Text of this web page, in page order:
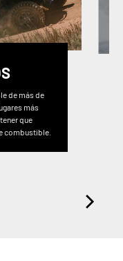
de más de
más
que
combustible.